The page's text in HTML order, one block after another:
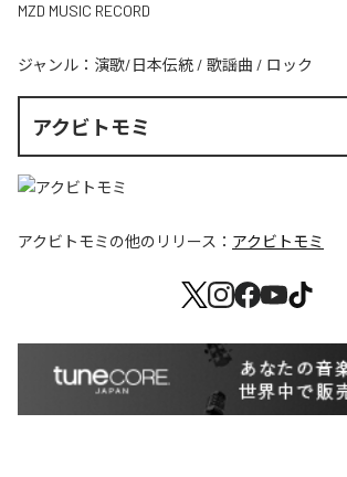
MZD MUSIC RECORD
ジャンル： 演歌/日本伝統 / 歌謡曲 / ロック
アクビトモミ
アクビトモミの他のリリース： アクビトモミ